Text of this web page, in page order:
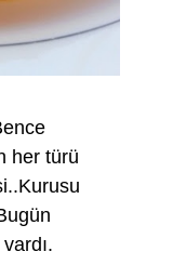
her türü